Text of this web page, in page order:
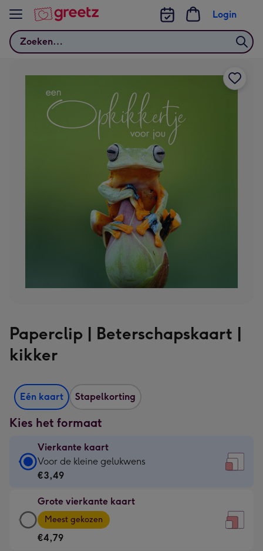
Bekijk meer
Zoeken
Login
Paperclip | Beterschapskaart |
kikker
Eén kaart Stapelkorting
Kies het formaat
Vierkante kaart
Vierkante
kaart
€3,49
-
Voor
Voor de kleine gelukwens
€3,49
Grote vierkante kaart
Grote
vierkante
kaart
Meest gekozen
€4,79